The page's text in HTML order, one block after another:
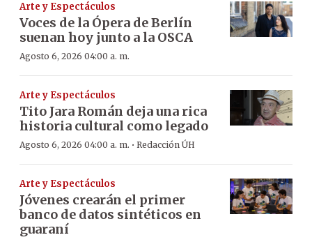
Arte y Espectáculos
Voces de la Ópera de Berlín
suenan hoy junto a la OSCA
Agosto 6, 2026 04:00 a. m.
Arte y Espectáculos
Tito Jara Román deja una rica
historia cultural como legado
Agosto 6, 2026 04:00 a. m. · Redacción ÚH
Arte y Espectáculos
Jóvenes crearán el primer
banco de datos sintéticos en
guaraní